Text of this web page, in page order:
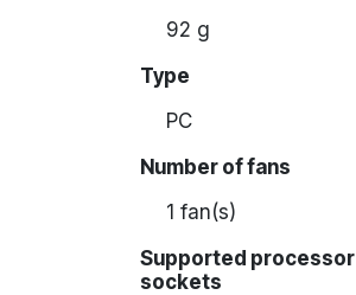
92 g
Type
PC
Number of fans
1 fan(s)
Supported processor
sockets